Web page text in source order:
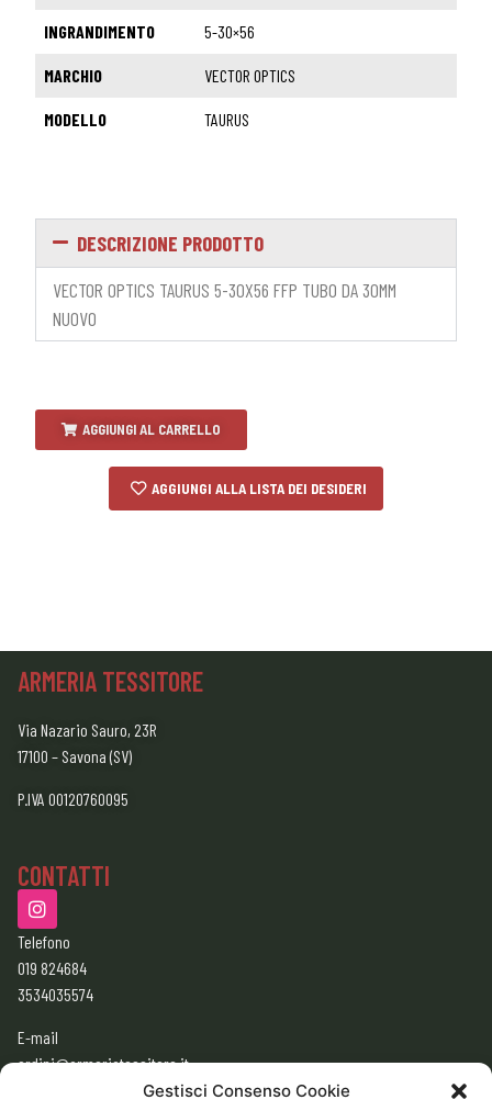
Gestisci Consenso Cookie
INGRANDIMENTO 5-30×56
MARCHIO VECTOR OPTICS
MODELLO TAURUS
DESCRIZIONE PRODOTTO
VECTOR OPTICS TAURUS 5-30X56 FFP TUBO DA 30MM
NUOVO
AGGIUNGI AL CARRELLO
AGGIUNGI ALLA LISTA DEI DESIDERI
ARMERIA TESSITORE
Via Nazario Sauro, 23R
17100 – Savona (SV)
P.IVA 00120760095
CONTATTI
Telefono
019 824684
3534035574
E-mail
ordini@armeriatessitore.it
armeriatessitore@gmail.com